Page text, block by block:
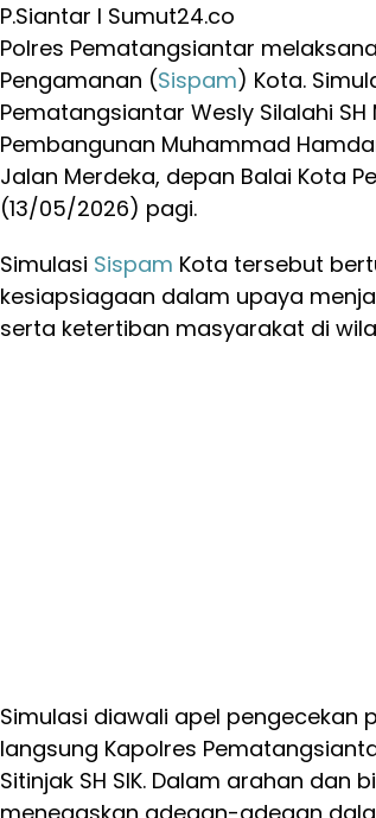
P.Siantar l Sumut24.co
Polres Pematangsiantar
Pengamanan (Sispam) Kota.
Pematangsiantar Wesly Silalahi SH
Pembangunan Muhammad
Jalan Merdeka, depan Balai Kota
(13/05/2026) pagi.
Simulasi Sispam Kota tersebut
kesiapsiagaan dalam upaya
serta ketertiban masyarakat di
Simulasi diawali apel pengecekan
langsung Kapolres
Sitinjak SH SIK. Dalam arahan dan